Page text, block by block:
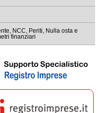
NCC, Periti, Nulla osta e
finanziari